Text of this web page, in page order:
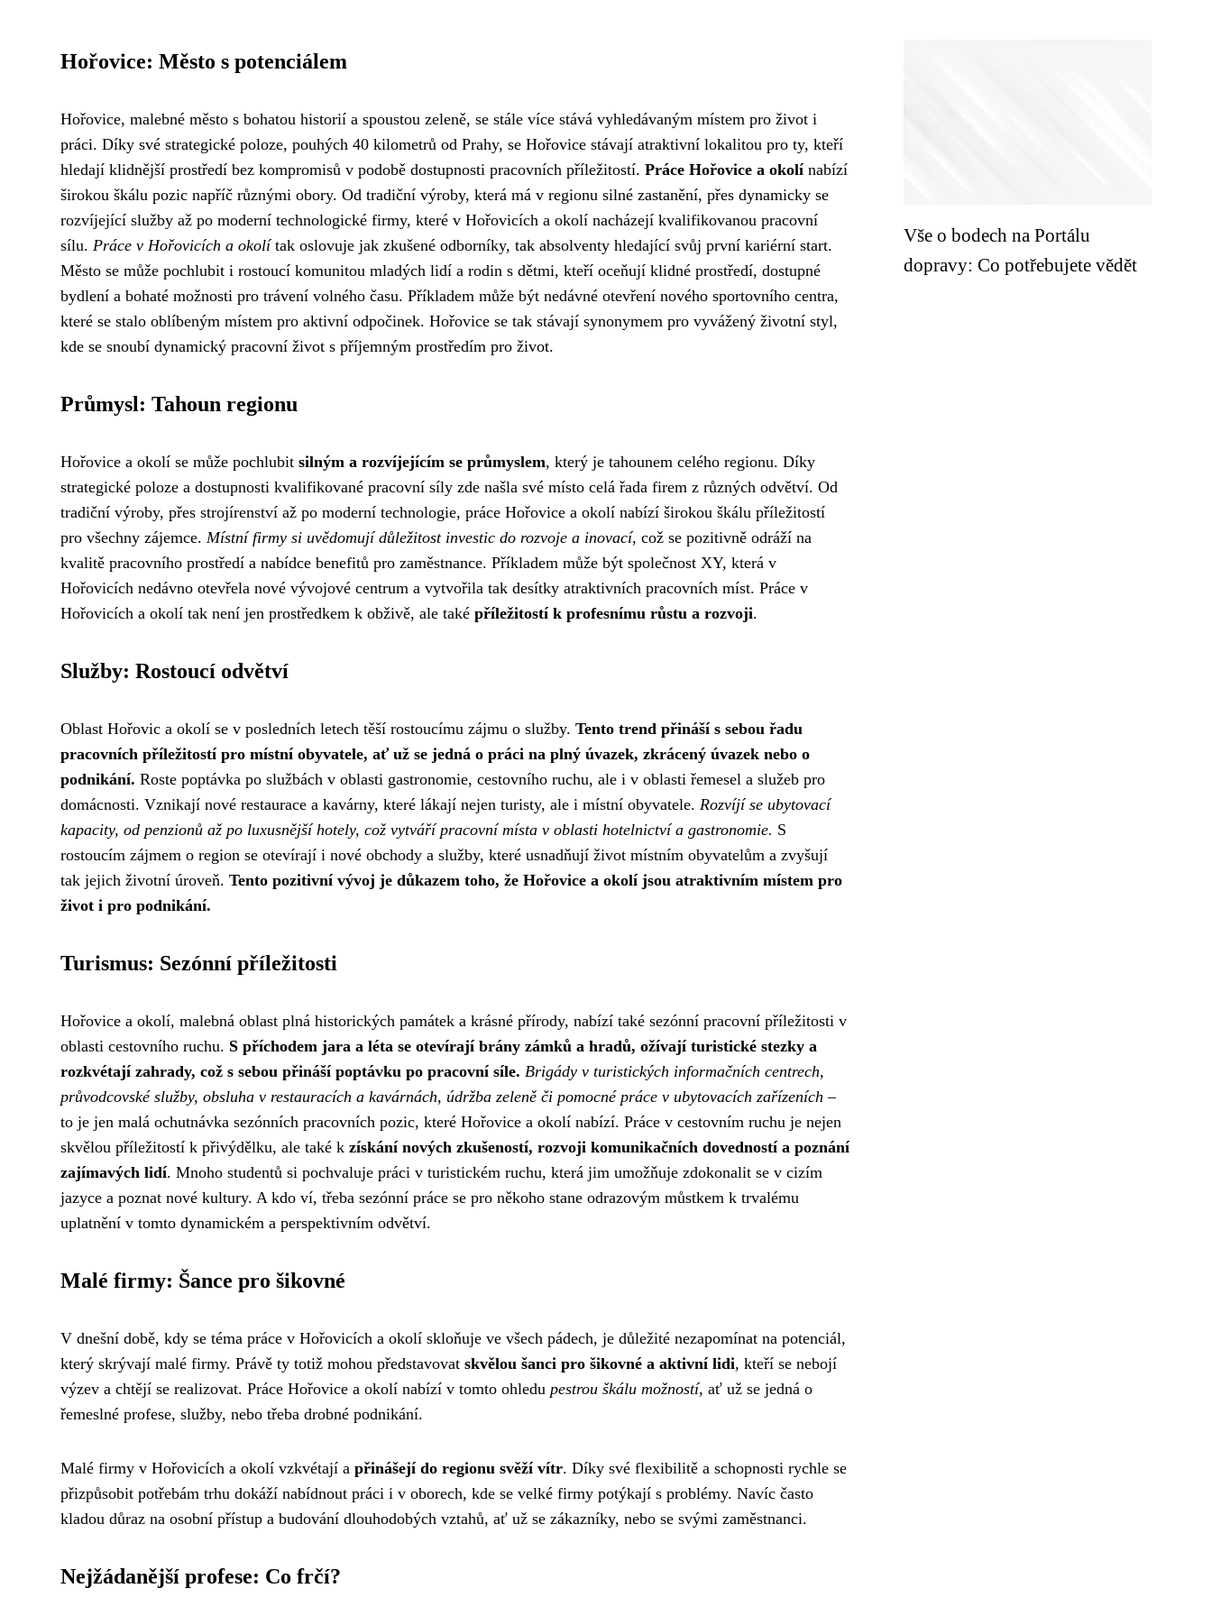
Hořovice: Město s potenciálem
Hořovice, malebné město s bohatou historií a spoustou zeleně, se stále více stává vyhledávaným místem pro život i
práci. Díky své strategické poloze, pouhých 40 kilometrů od Prahy, se Hořovice stávají atraktivní lokalitou pro ty, kteří
hledají klidnější prostředí bez kompromisů v podobě dostupnosti pracovních příležitostí. Práce Hořovice a okolínabízí
širokou škálu pozic napříč různými obory. Od tradiční výroby, která má v regionu silné zastanění, přes dynamicky se
rozvíjející služby až po moderní technologické firmy, které v Hořovicích a okolí nacházejí kvalifikovanou pracovní
sílu. Práce v Hořovicích a okolítak oslovuje jak zkušené odborníky, tak absolventy hledající svůj první kariérní start.
Město se může pochlubit i rostoucí komunitou mladých lidí a rodin s dětmi, kteří oceňují klidné prostředí, dostupné
bydlení a bohaté možnosti pro trávení volného času. Příkladem může být nedávné otevření nového sportovního centra,
které se stalo oblíbeným místem pro aktivní odpočinek. Hořovice se tak stávají synonymem pro vyvážený životní styl,
kde se snoubí dynamický pracovní život s příjemným prostředím pro život.
Průmysl: Tahoun regionu
Hořovice a okolí se může pochlubit silným a rozvíjejícím se průmyslem, který je tahounem celého regionu. Díky
strategické poloze a dostupnosti kvalifikované pracovní síly zde našla své místo celá řada firem z různých odvětví. Od
tradiční výroby, přes strojírenství až po moderní technologie, práce Hořovice a okolí nabízí širokou škálu příležitostí
pro všechny zájemce. Místní firmy si uvědomují důležitost investic do rozvoje a inovací, což se pozitivně odráží na
kvalitě pracovního prostředí a nabídce benefitů pro zaměstnance. Příkladem může být společnost XY, která v
Hořovicích nedávno otevřela nové vývojové centrum a vytvořila tak desítky atraktivních pracovních míst. Práce v
Hořovicích a okolí tak není jen prostředkem k obživě, ale také příležitostí k profesnímu růstu a rozvoji.
Služby: Rostoucí odvětví
Oblast Hořovic a okolí se v posledních letech těší rostoucímu zájmu o služby. Tento trend přináší s sebou řadu
pracovních příležitostí pro místní obyvatele, ať už se jedná o práci na plný úvazek, zkrácený úvazek nebo o
podnikání. Roste poptávka po službách v oblasti gastronomie, cestovního ruchu, ale i v oblasti řemesel a služeb pro
domácnosti. Vznikají nové restaurace a kavárny, které lákají nejen turisty, ale i místní obyvatele. Rozvíjí se ubytovací
kapacity, od penzionů až po luxusnější hotely, což vytváří pracovní místa v oblasti hotelnictví a gastronomie. S
rostoucím zájmem o region se otevírají i nové obchody a služby, které usnadňují život místním obyvatelům a zvyšují
tak jejich životní úroveň. Tento pozitivní vývoj je důkazem toho, že Hořovice a okolí jsou atraktivním místem pro
život i pro podnikání.
Turismus: Sezónní příležitosti
Hořovice a okolí, malebná oblast plná historických památek a krásné přírody, nabízí také sezónní pracovní příležitosti v
oblasti cestovního ruchu. S příchodem jara a léta se otevírají brány zámků a hradů, ožívají turistické stezky a
rozkvétají zahrady, což s sebou přináší poptávku po pracovní síle. Brigády v turistických informačních centrech,
průvodcovské služby, obsluha v restauracích a kavárnách, údržba zeleně či pomocné práce v ubytovacích zařízeních –
to je jen malá ochutnávka sezónních pracovních pozic, které Hořovice a okolí nabízí. Práce v cestovním ruchu je nejen
skvělou příležitostí k přivýdělku, ale také k získání nových zkušeností, rozvoji komunikačních dovedností a poznání
zajímavých lidí. Mnoho studentů si pochvaluje práci v turistickém ruchu, která jim umožňuje zdokonalit se v cizím
jazyce a poznat nové kultury. A kdo ví, třeba sezónní práce se pro někoho stane odrazovým můstkem k trvalému
uplatnění v tomto dynamickém a perspektivním odvětví.
Malé firmy: Šance pro šikovné
V dnešní době, kdy se téma práce v Hořovicích a okolí skloňuje ve všech pádech, je důležité nezapomínat na potenciál,
který skrývají malé firmy. Právě ty totiž mohou představovat skvělou šanci pro šikovné a aktivní lidi, kteří se nebojí
výzev a chtějí se realizovat. Práce Hořovice a okolí nabízí v tomto ohledu pestrou škálu možností, ať už se jedná o
řemeslné profese, služby, nebo třeba drobné podnikání.
Malé firmy v Hořovicích a okolí vzkvétají a přinášejí do regionu svěží vítr. Díky své flexibilitě a schopnosti rychle se
přizpůsobit potřebám trhu dokáží nabídnout práci i v oborech, kde se velké firmy potýkají s problémy. Navíc často
kladou důraz na osobní přístup a budování dlouhodobých vztahů, ať už se zákazníky, nebo se svými zaměstnanci.
Nejžádanější profese: Co frčí?
Vše o bodech na Portálu
dopravy: Co potřebujete vědět